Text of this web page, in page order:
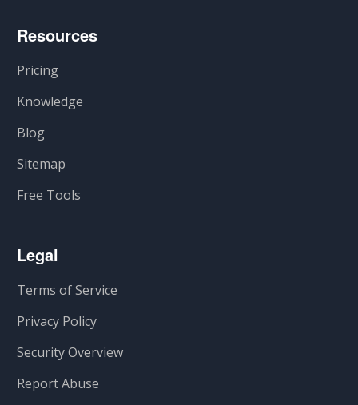
Resources
Pricing
Knowledge
Blog
Sitemap
Free Tools
Legal
Terms of Service
Privacy Policy
Security Overview
Report Abuse